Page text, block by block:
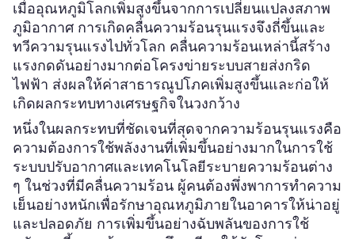
เมื่ออุณหภูมิโลกเพิ่มสูงขึ้นจากการเปลี่ยนแปลงสภาพ
ภูมิอากาศ การเกิดคลื่นความร้อนรุนแรงจึงถี่ขึ้นและ
ทวีความรุนแรงไปทั่วโลก คลื่นความร้อนเหล่านี้สร้าง
แรงกดดันอย่างมากต่อโครงข่ายระบบสายส่งกริด
ไฟฟ้า ส่งผลให้ค่าสาธารณูปโภคเพิ่มสูงขึ้นและก่อให้
เกิดผลกระทบทางเศรษฐกิจในวงกว้าง
หนึ่งในผลกระทบที่ชัดเจนที่สุดจากความร้อนรุนแรงคือ
ความต้องการใช้พลังงานที่เพิ่มขึ้นอย่างมากในการใช้
ระบบปรับอากาศและเทคโนโลยีระบายความร้อนต่าง
ๆ ในช่วงที่มีคลื่นความร้อน ผู้คนต้องพึ่งพาการทำความ
เย็นอย่างหนักเพื่อรักษาอุณหภูมิภายในอาคารให้น่าอยู่
และปลอดภัย การเพิ่มขึ้นอย่างฉับพลันของการใช้